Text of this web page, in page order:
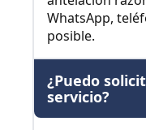
WhatsApp,
posible.
¿Puedo
servicio?